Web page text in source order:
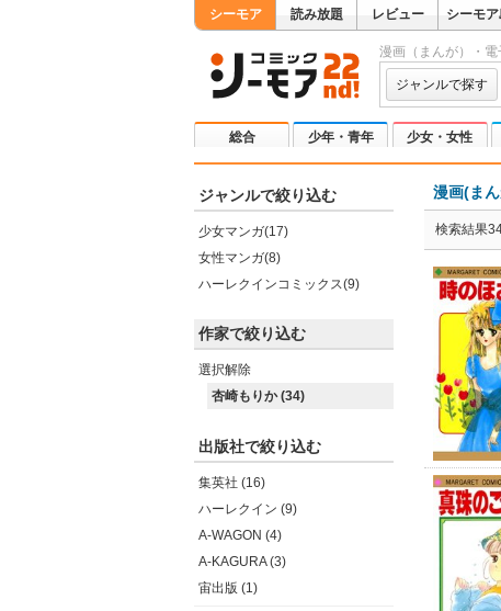
シーモア 読み放題 レビュー シーモア
漫画（まんが）・電
ジャンルで探す
総合 少年・青年 少女・女性
ジャンルで絞り込む
少女マンガ(17)
女性マンガ(8)
ハーレクインコミックス(9)
作家で絞り込む
選択解除
杏崎もりか (34)
出版社で絞り込む
集英社 (16)
ハーレクイン (9)
A-WAGON (4)
A-KAGURA (3)
宙出版 (1)
漫画(ま
検索結果